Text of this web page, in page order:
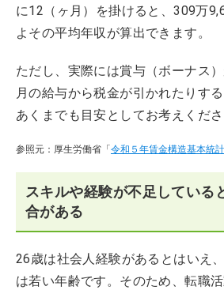
に12（ヶ月）を掛けると、309万
よその平均年収が算出できます。
ただし、実際には賞与（ボーナス
月の給与から税金が引かれたりす
あくまでも目安としてお考えくださ
参照元：厚生労働省「 令和５年賃金構造基本統
スキルや経験が不足している
合がある
26歳は社会人経験があるとはいえ
は若い年齢です。そのため、転職